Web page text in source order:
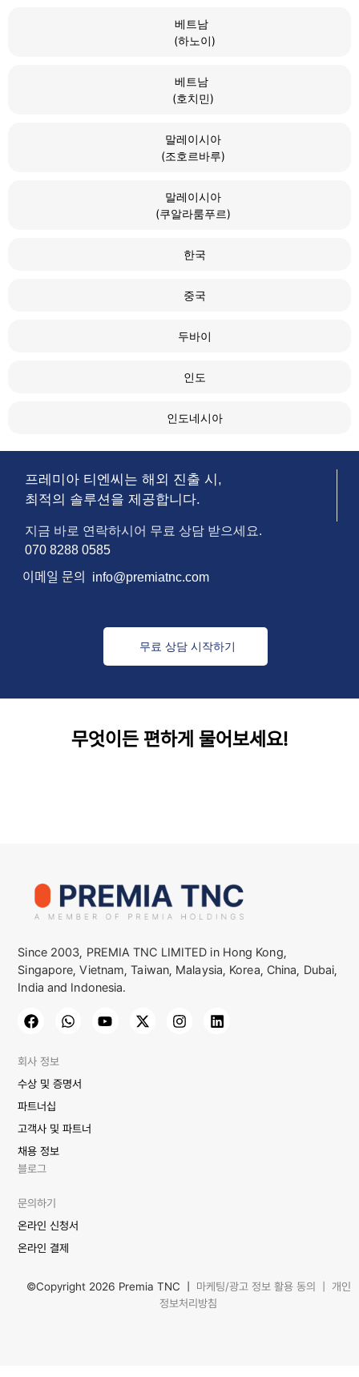
베트남
(하노이)
베트남
(호치민)
말레이시아
(조호르바루)
말레이시아
(쿠알라룸푸르)
한국
중국
두바이
인도
인도네시아
프레미아 티엔씨는 해외 진출 시,
최적의 솔루션을 제공합니다.
지금 바로 연락하시어 무료 상담 받으세요.
070 8288 0585
이메일 문의 info@premiatnc.com
무료 상담 시작하기
무엇이든 편하게 물어보세요!
Since 2003, PREMIA TNC LIMITED in Hong Kong,
Singapore, Vietnam, Taiwan, Malaysia, Korea, China, Dubai,
India and Indonesia.
회사 정보
수상 및 증명서
파트너십
고객사 및 파트너
채용 정보
블로그
문의하기
온라인 신청서
온라인 결제
©Copyright 2026 Premia TNC | 마케팅/광고 정보 활용 동의
개인
정보처리방침